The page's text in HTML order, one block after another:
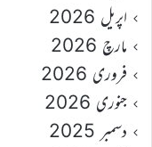
اپریل 2026
مارچ 2026
فروری 2026
جنوری 2026
دسمبر 2025